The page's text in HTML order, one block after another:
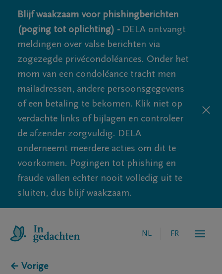
Blijf waakzaam voor phishingberichten
(poging tot oplichting) - DELA ontvangt
meldingen over valse berichten via
zogezegde privécondoléances. Onder het
mom van een condoléance tracht men
mailadressen, andere persoonsgegevens
of een betaling te bekomen. Klik niet op
verdachte links of bijlagen en controleer
de afzender zorgvuldig. DELA
onderneemt meerdere acties om dit te
voorkomen. Pogingen tot phishing en
fraude vallen echter nooit volledig uit te
sluiten, dus blijf waakzaam.
NL FR
← Vorige